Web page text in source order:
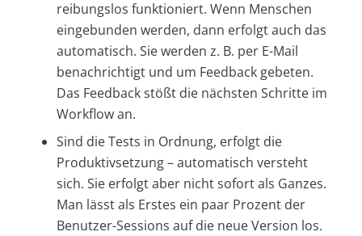
reibungslos funktioniert. Wenn Menschen
eingebunden werden, dann erfolgt auch das
automatisch. Sie werden z. B. per E-Mail
benachrichtigt und um Feedback gebeten.
Das Feedback stößt die nächsten Schritte im
Workflow an.
Sind die Tests in Ordnung, erfolgt die
Produktivsetzung – automatisch versteht
sich. Sie erfolgt aber nicht sofort als Ganzes.
Man lässt als Erstes ein paar Prozent der
Benutzer-Sessions auf die neue Version los.